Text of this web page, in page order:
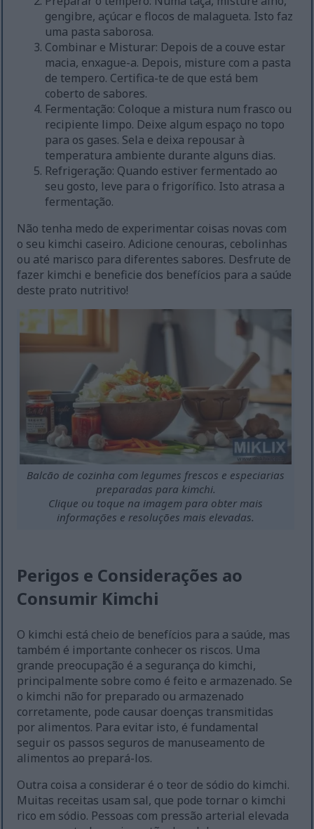
gengibre, açúcar e flocos de malagueta. Isto faz
uma pasta saborosa.
Combinar e Misturar: Depois de a couve estar
macia, enxague-a. Depois, misture com a pasta
de tempero. Certifica-te de que está bem
coberto de sabores.
Fermentação: Coloque a mistura num frasco ou
recipiente limpo. Deixe algum espaço no topo
para os gases. Sela e deixa repousar à
temperatura ambiente durante alguns dias.
Refrigeração: Quando estiver fermentado ao
seu gosto, leve para o frigorífico. Isto atrasa a
fermentação.
Não tenha medo de experimentar coisas novas com
o seu kimchi caseiro. Adicione cenouras, cebolinhas
ou até marisco para diferentes sabores. Desfrute de
fazer kimchi e beneficie dos benefícios para a saúde
deste prato nutritivo!
Balcão de cozinha com legumes frescos e especiarias
preparadas para kimchi.
Clique ou toque na imagem para obter mais
informações e resoluções mais elevadas.
Perigos e Considerações ao
Consumir Kimchi
O kimchi está cheio de benefícios para a saúde, mas
também é importante conhecer os riscos. Uma
grande preocupação é a segurança do kimchi,
principalmente sobre como é feito e armazenado. Se
o kimchi não for preparado ou armazenado
corretamente, pode causar doenças transmitidas
por alimentos. Para evitar isto, é fundamental
seguir os passos seguros de manuseamento de
alimentos ao prepará-los.
Outra coisa a considerar é o teor de sódio do kimchi.
Muitas receitas usam sal, que pode tornar o kimchi
rico em sódio. Pessoas com pressão arterial elevada